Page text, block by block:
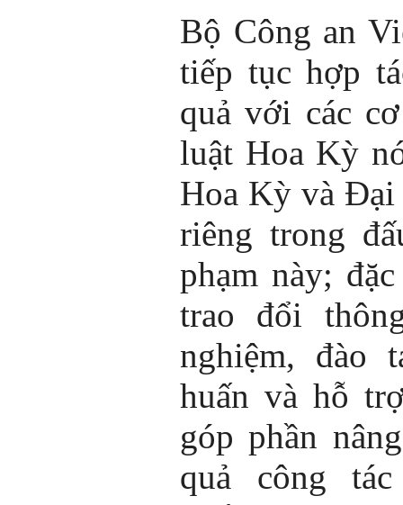
Bộ Công an
tiếp tục hợp
quả với các
luật Hoa Kỳ
Hoa Kỳ và Đại
riêng trong
phạm này;
trao đổi
nghiệm, đào
huấn và hỗ
góp phần
quả công